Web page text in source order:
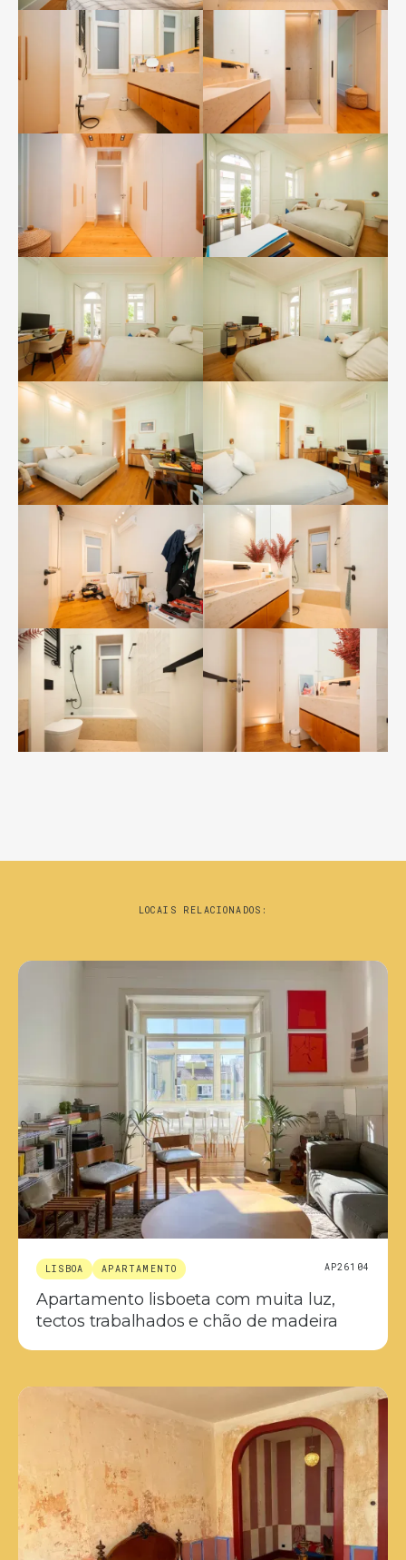
LOCAIS RELACIONADOS:
LISBOA APARTAMENTO AP26104
Apartamento lisboeta com muita luz,
tectos trabalhados e chão de madeira